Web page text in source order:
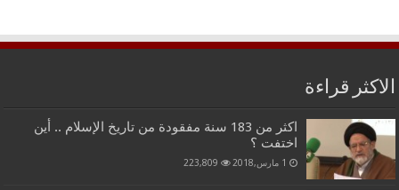
الاكثر قراءة
اكثر من 183 سنة مفقودة من تاريخ الإسلام .. أين
اختفت ؟
1 مارس,2018 223,809